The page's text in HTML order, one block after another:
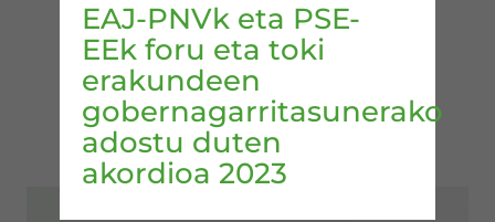
EAJ-PNVk eta PSE-
EEk foru eta toki
erakundeen
gobernagarritasunerako
adostu duten
akordioa 2023